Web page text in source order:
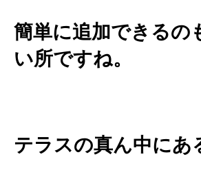
簡単に追加できるの
い所ですね。
テラスの真ん中にあ